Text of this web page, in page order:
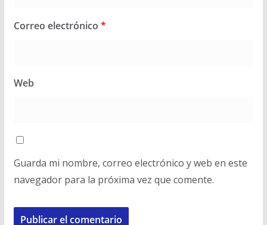
Correo electrónico *
Web
Guarda mi nombre, correo electrónico y web en este
navegador para la próxima vez que comente.